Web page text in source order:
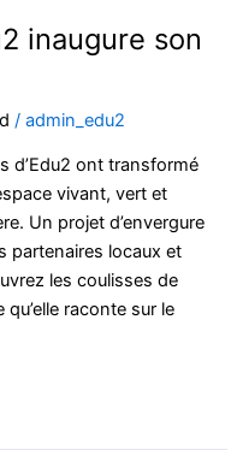
inaugure son
/admin_edu2
d’Edu2 ont transformé
vivant, vert et
Un projet d’envergure
partenaires locaux et
les coulisses de
raconte sur le